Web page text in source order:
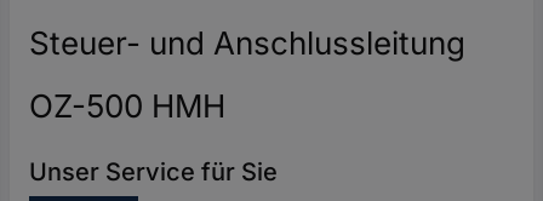
Steuer- und Anschlussleitung
OZ-500 HMH
Unser Service für Sie